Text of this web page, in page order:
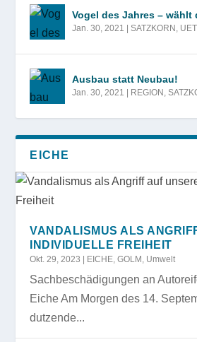
Vogel des Jahres – wählt
Jan. 30, 2021 |SATZKORN ,
Ausbau statt Neubau!
Jan. 30, 2021 REGION ,
EICHE
VANDALISMUS ALS
INDIVIDUELLE FREIHEIT
Okt. 29, 2023 EICHE,GOLM , Umwelt
Sachbeschädigungen an
Eiche Am Morgen des 14.
dutzende...